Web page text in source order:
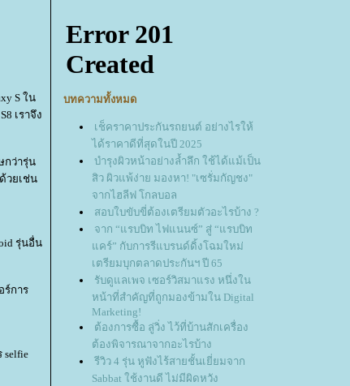
S ใน
เราจึง
กว่ารุ่น
วยเช่น
รุ่นอื่น
ร์การ
บทความทั้งหมด
เช็คราคาประกันรถยนต์ อย่างไรให้
ได้ราคาดีที่สุดในปี 2025
บำรุงผิวหน้าอย่างล้ำลึก ใช้ได้แม้เป็น
สิว ผิวแพ้ง่าย มองหา! "เซรั่มกัญชง"
จากไฮลีฟ โกลบอล
สอบใบขับขี่ต้องเตรียมตัวอะไรบ้าง ?
จาก “แรบบิท ไฟแนนซ์” สู่ “แรบบิท
คร์” กับการรีแบรนด์ดิ้งโฉมใหม่
เตรียมบุกตลาดประกันฯ ปี 65
รับดูแลเพจ เซอร์วิสมาแรง หนึ่งใน
หน้าที่สำคัญที่ถูกมองข้ามใน Digital
Marketing!
ต้องการซื้อ ลู่วิ่ง ไว้ที่บ้านสักเครื่อง
ต้องพิจารณาจากอะไรบ้าง
รีวิว 4 รุ่น หูฟังไร้สายชั้นเยี่ยมจาก
Sabbat ใช้งานดี ไม่มีผิดหวัง